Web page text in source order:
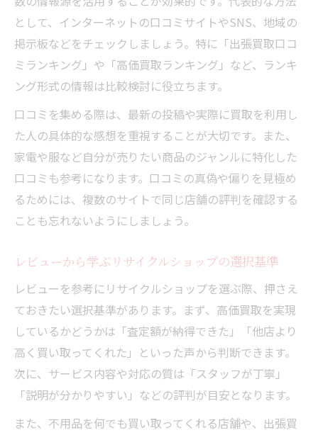
として、インターネットの口コミサイトやSNS、地域の
掲示板などをチェックしましょう。特に「出張買取口コ
ミランキング」や「高価買取ランキング」など、ランキ
ング形式の情報は比較検討に役立ちます。
口コミを集める際は、最新の投稿や実際に買取を利用し
た人の具体的な感想を重視することが大切です。また、
家電や服など自分が売りたい商品のジャンルに特化した
口コミも参考になります。口コミの真偽や偏りを見極め
るためには、複数のサイトで同じ店舗の評判を確認する
ことも忘れないようにしましょう。
レビューから学ぶリサイクルショップの選択基準
レビューを参考にリサイクルショップを選ぶ際、押さえ
ておきたい選択基準があります。まず、高価買取を実現
しているかどうかは「査定額が納得できた」「他店より
高く買い取ってくれた」といった声から判断できます。
次に、サービス内容や対応の質は「スタッフが丁寧」
「説明が分かりやすい」などの評判が目安となります。
また、不用品を何でも買い取ってくれる店舗や、出張買